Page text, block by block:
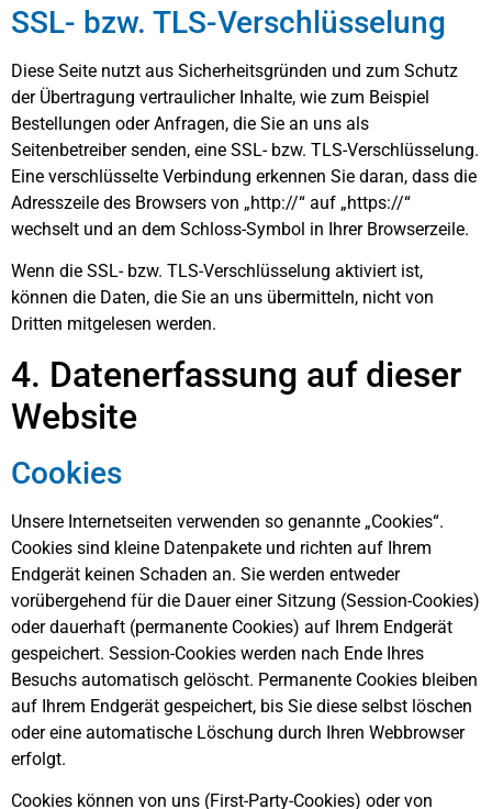
SSL- bzw. TLS-Verschlüsselung
Diese Seite nutzt aus Sicherheitsgründen und zum Schutz
der Übertragung vertraulicher Inhalte, wie zum Beispiel
Bestellungen oder Anfragen, die Sie an uns als
Seitenbetreiber senden, eine SSL- bzw. TLS-Verschlüsselung.
Eine verschlüsselte Verbindung erkennen Sie daran, dass die
Adresszeile des Browsers von „http://“ auf „https://“
wechselt und an dem Schloss-Symbol in Ihrer Browserzeile.
Wenn die SSL- bzw. TLS-Verschlüsselung aktiviert ist,
können die Daten, die Sie an uns übermitteln, nicht von
Dritten mitgelesen werden.
4. Datenerfassung auf dieser
Website
Cookies
Unsere Internetseiten verwenden so genannte „Cookies“.
Cookies sind kleine Datenpakete und richten auf Ihrem
Endgerät keinen Schaden an. Sie werden entweder
vorübergehend für die Dauer einer Sitzung (Session-Cookies)
oder dauerhaft (permanente Cookies) auf Ihrem Endgerät
gespeichert. Session-Cookies werden nach Ende Ihres
Besuchs automatisch gelöscht. Permanente Cookies bleiben
auf Ihrem Endgerät gespeichert, bis Sie diese selbst löschen
oder eine automatische Löschung durch Ihren Webbrowser
erfolgt.
Cookies können von uns (First-Party-Cookies) oder von